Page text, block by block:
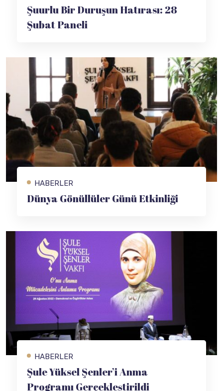
Şuurlu Bir Duruşun Hatırası: 28
Şubat Paneli
HABERLER
Dünya Gönüllüler Günü Etkinliği
HABERLER
Şule Yüksel Şenler’i Anma
Programı Gerçekleştirildi